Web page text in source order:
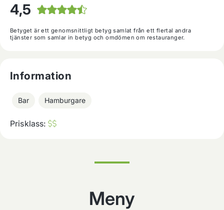
4,5
Betyget är ett genomsnittligt betyg samlat från ett flertal andra
tjänster som samlar in betyg och omdömen om restauranger.
Information
Bar Hamburgare
Prisklass:
Meny